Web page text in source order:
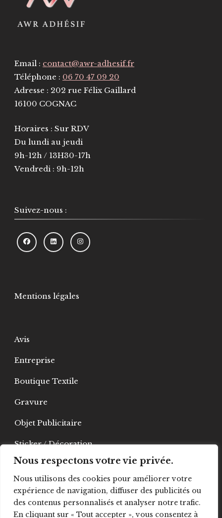
Nous respectons votre vie privée.
Nous utilisons des cookies pour améliorer votre
expérience de navigation, diffuser des publicités ou
des contenus personnalisés et analyser notre trafic.
En cliquant sur « Tout accepter », vous consentez à
Email : contact@awr-adhesif.fr
Téléphone : 06 70 47 09 20
Adresse : 202 rue Félix Gaillard
16100 COGNAC
Horaires : Sur RDV
Du lundi au jeudi
9h-12h / 13H30-17h
Vendredi : 9h-12h
Suivez-nous :
Mentions légales
Avis
Entreprise
Boutique Textile
Gravure
Objet Publicitaire
Sticker / Décoration
PLV
Signalétique
Vitrophanie